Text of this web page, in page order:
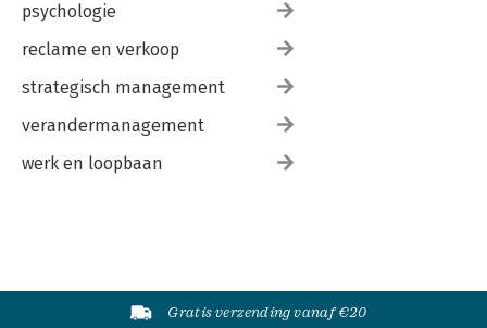
psychologie
reclame en verkoop
strategisch management
verandermanagement
werk en loopbaan
Gratis verzending vanaf €20